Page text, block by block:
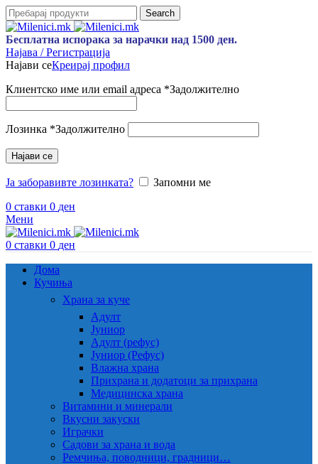
Search
Бесплатна испорака за нарачки над 1500 ден.
Најава / Регистрација
Најави сеКреирај профил
Клиентско име или email адреса *Задолжително
Лозинка *Задолжително
Најави се
Ја заборавивте лозинката?
Запомни ме
0 ставки 0 ден
Мени
0 ставки 0 ден
Дома
Кучиња
Храна за куче
Адулт
Јуниор
Адулт (рефус)
Јуниор (Рефус)
Влажна храна
Прихрана и додатоци за прихрана
Медицинска храна
Витамини и минерали
Вкусни закуски
Играчки
Садови за храна и вода
Ремчиња, поводници, градници…